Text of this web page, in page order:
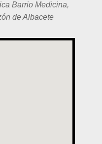
Barrio Medicina,
de Albacete